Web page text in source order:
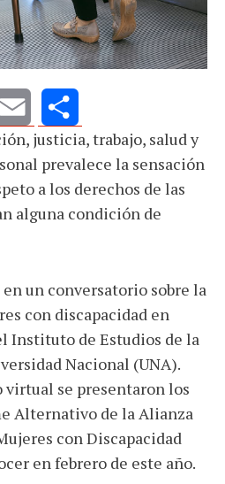
Share
justicia, trabajo, salud y
prevalece la sensación
a los derechos de las
alguna condición de
un conversatorio sobre la
con discapacidad en
Instituto de Estudios de la
Nacional (UNA).
se presentaron los
Alternativo de la Alianza
con Discapacidad
en febrero de este año.